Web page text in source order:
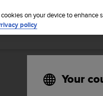
Your
on your device to enhance
policy